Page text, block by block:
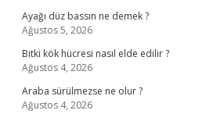
Ayağı düz bassın ne demek ?
Ağustos 5, 2026
Bitki kök hücresi nasıl elde edilir ?
Ağustos 4, 2026
Araba sürülmezse ne olur ?
Ağustos 4, 2026